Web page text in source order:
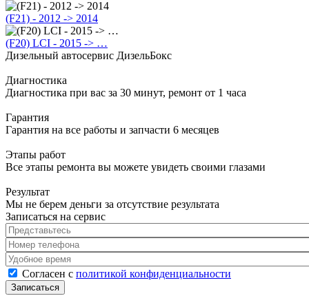
(F21) - 2012 -> 2014
(F20) LCI - 2015 -> …
Дизельный автосервис ДизельБокс
Диагностика
Диагностика при вас за 30 минут, ремонт от 1 часа
Гарантия
Гарантия на все работы и запчасти 6 месяцев
Этапы работ
Все этапы ремонта вы можете увидеть своими глазами
Результат
Мы не берем деньги за отсутствие результата
Записаться на сервис
Представьтесь
Номер телефона
Удобное время
Согласен с политикой конфиденциальности*
Согласен с политикой конфиденциальности